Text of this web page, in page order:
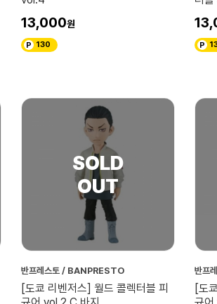
13,000
130
반프레스토 / BANPRESTO
[도쿄 리벤저스] 월드 콜렉터블 피
반프
[도